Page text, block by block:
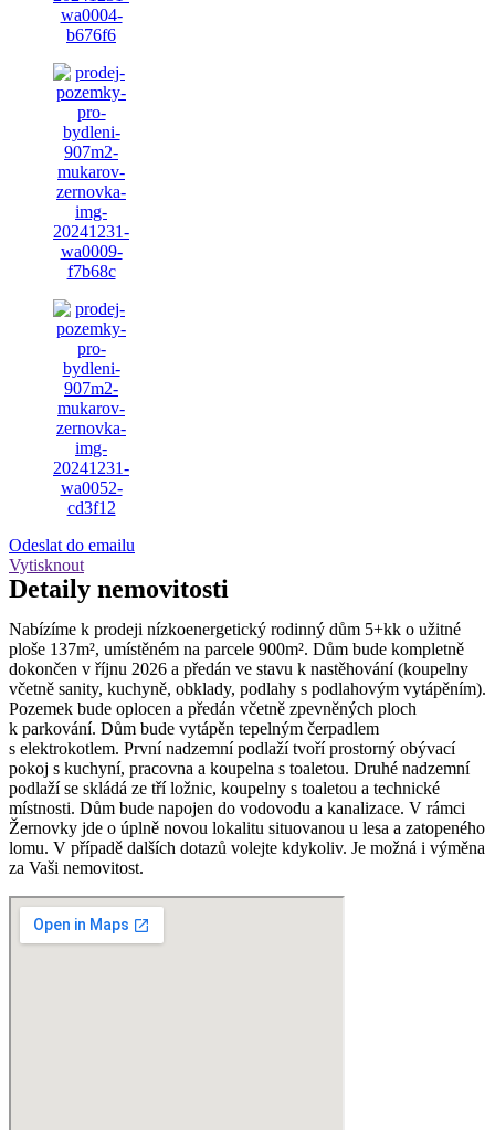
Odeslat do emailu
Vytisknout
Detaily nemovitosti
Nabízíme k prodeji nízkoenergetický rodinný dům 5+kk o užitné
ploše 137m², umístěném na parcele 900m². Dům bude kompletně
dokončen v říjnu 2026 a předán ve stavu k nastěhování (koupelny
včetně sanity, kuchyně, obklady, podlahy s podlahovým vytápěním).
Pozemek bude oplocen a předán včetně zpevněných ploch
k parkování. Dům bude vytápěn tepelným čerpadlem
s elektrokotlem. První nadzemní podlaží tvoří prostorný obývací
pokoj s kuchyní, pracovna a koupelna s toaletou. Druhé nadzemní
podlaží se skládá ze tří ložnic, koupelny s toaletou a technické
místnosti. Dům bude napojen do vodovodu a kanalizace. V rámci
Žernovky jde o úplně novou lokalitu situovanou u lesa a zatopeného
lomu. V případě dalších dotazů volejte kdykoliv. Je možná i výměna
za Vaši nemovitost.